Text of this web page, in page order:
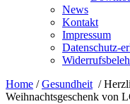
News
Kontakt
Impressum
Datenschutz-
Home /Gesundheit /
Weihnachtsgeschenk von